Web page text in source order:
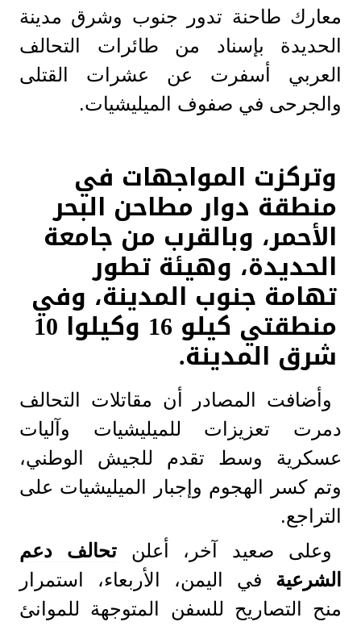
معارك طاحنة تدور جنوب وشرق مدينة
الحديدة بإسناد من طائرات التحالف
العربي أسفرت عن عشرات القتلى
والجرحى في صفوف الميليشيات.
وتركزت المواجهات في
منطقة دوار مطاحن البحر
الأحمر، وبالقرب من جامعة
الحديدة، وهيئة تطور
تهامة جنوب المدينة، وفي
منطقتي كيلو 16 وكيلوا 10
شرق المدينة.
وأضافت المصادر أن مقاتلات التحالف
دمرت تعزيزات للميليشيات وآليات
عسكرية وسط تقدم للجيش الوطني،
وتم كسر الهجوم وإجبار الميليشيات على
التراجع.
وعلى صعيد آخر، أعلنتحالف دعم
الشرعية في اليمن، الأربعاء، استمرار
منح التصاريح للسفن المتوجهة للموانئ